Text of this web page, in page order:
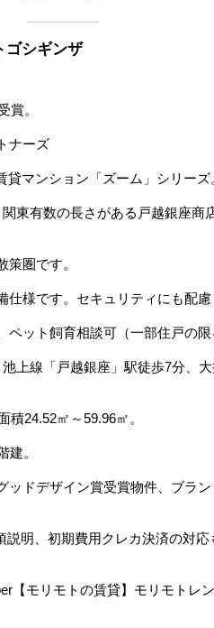
ゴシギンザ
賞。
ナーズ
マンション「ズーム」シリーズ
東有数の長さがある戸越銀座商
圏です。
様です。セキュリティにも配
ット飼育相談可（一部住戸の限
上線「戸越銀座」駅徒歩7分、
24.52㎡～59.96㎡。
。
ドデザイン賞受賞物件、ブラ
明、初期費用クレカ決済の対応
モリモトの賃貸】モリモトレ